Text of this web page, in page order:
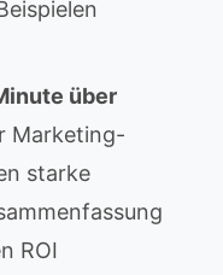
über
Marketing-
starke
ROI